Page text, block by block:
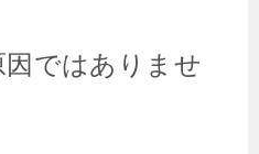
ではありませ